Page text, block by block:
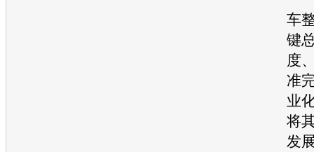
车
键
度
准
业
将
发